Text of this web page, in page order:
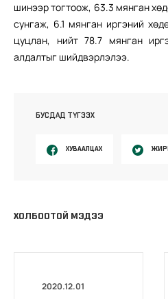
шинээр тогтоож, 63.3 мянган
сунгаж, 6.1 мянган иргэний
цуцлан, нийт 78.7 мянган
алдалтыг шийдвэрлэлээ.
БУСДАД ТҮГЭЭХ
ХУВААЛЦАХ
ХОЛБООТОЙ МЭДЭЭ
2020.12.01